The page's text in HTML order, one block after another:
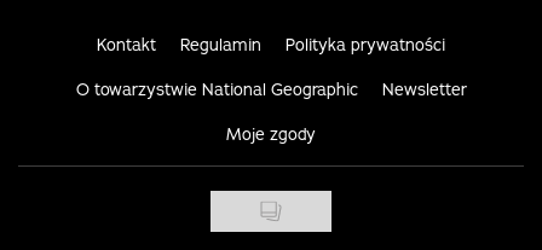
Kontakt Regulamin Polityka prywatności
O towarzystwie National Geographic Newsletter
Moje zgody